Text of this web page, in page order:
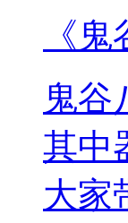
《
鬼谷
其中
大家